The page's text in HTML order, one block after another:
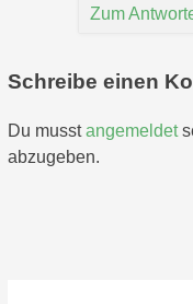
Zum
Schreibe einen
Du musstangemeldet
abzugeben.